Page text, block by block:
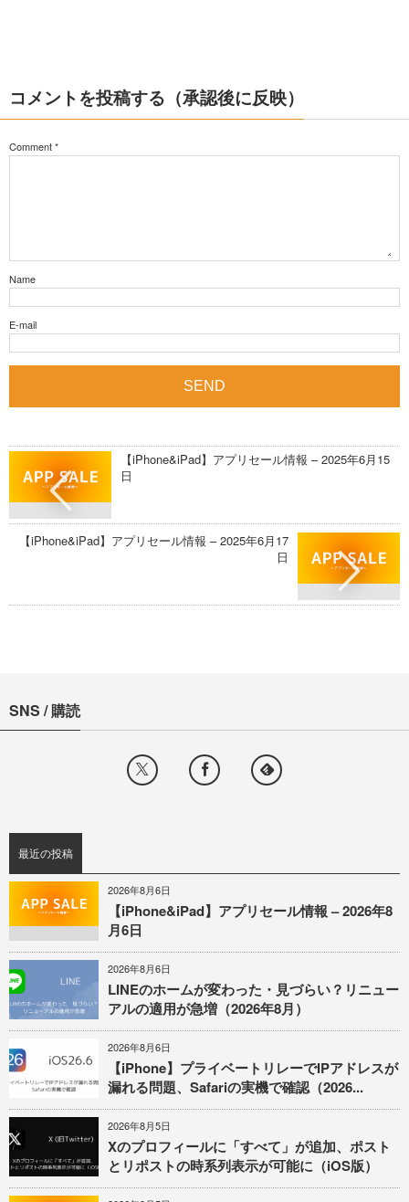
コメントを投稿する（承認後に反映）
Comment*
Name
E-mail
【iPhone&iPad】アプリセール情報 – 2025年6月15
日
【iPhone&iPad】アプリセール情報 – 2025年6月17
日
SNS / 購読
最近の投稿
2026年8月6日
【iPhone&iPad】アプリセール情報 – 2026年8
月6日
2026年8月6日
LINEのホームが変わった・見づらい？リニュー
アルの適用が急増（2026年8月）
2026年8月6日
【iPhone】プライベートリレーでIPアドレスが
漏れる問題、Safariの実機で確認（2026...
2026年8月5日
Xのプロフィールに「すべて」が追加、ポスト
とリポストの時系列表示が可能に（iOS版）